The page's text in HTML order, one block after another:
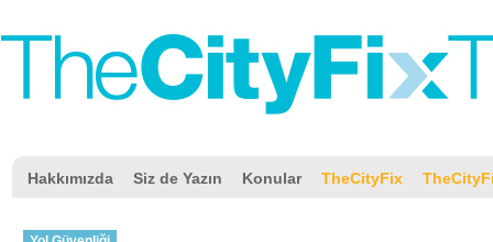
Hakkımızda Siz de Yazın Konular TheCityFix